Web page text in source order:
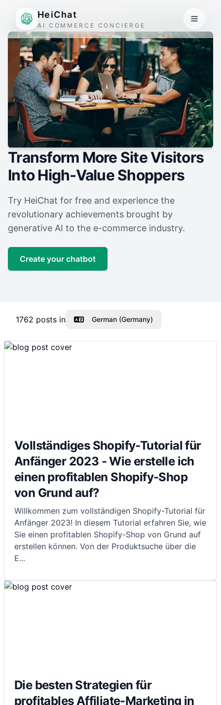
HeiChat
AI COMMERCE CONCIERGE
Transform More Site Visitors
Into High-Value Shoppers
Try HeiChat for free and experience the
revolutionary achievements brought by
generative AI to the e-commerce industry.
Create your chatbot
1762 posts in German (Germany)
Vollständiges Shopify-Tutorial für
Anfänger 2023 - Wie erstelle ich
einen profitablen Shopify-Shop
von Grund auf?
Willkommen zum vollständigen Shopify-Tutorial für
Anfänger 2023! In diesem Tutorial erfahren Sie, wie
Sie einen profitablen Shopify-Shop von Grund auf
erstellen können. Von der Produktsuche über die
E...
Die besten Strategien für
profitables Affiliate-Marketing in